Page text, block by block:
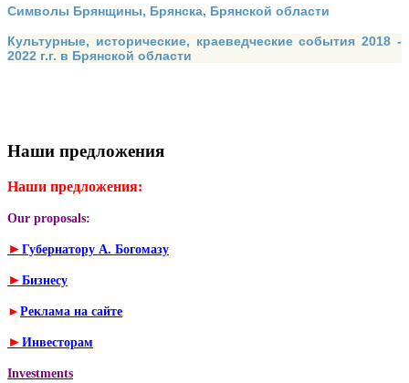
Символы Брянщины, Брянска, Брянской области
Культурные, исторические, краеведческие события 2018 -
2022 г.г. в Брянской области
Наши предложения
Наши предложения:
Our proposals:
► Губернатору А. Богомазу
► Бизнесу
► Реклама на сайте
► Инвесторам
Investments